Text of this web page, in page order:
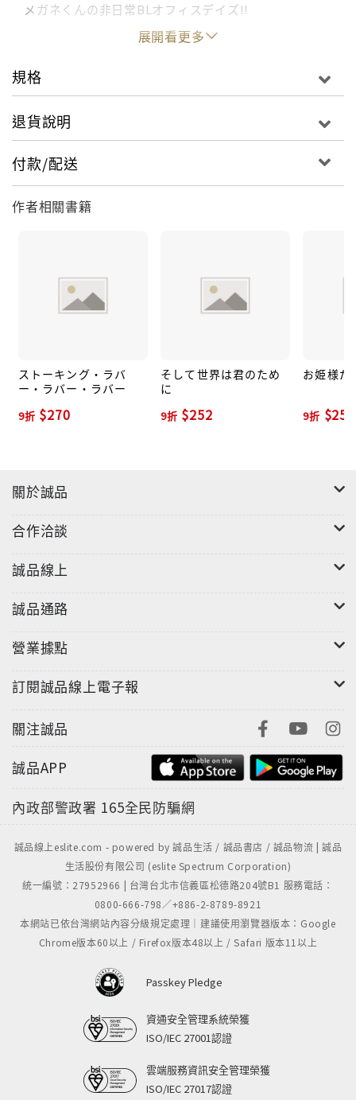
メガネくんの非日常BLオフィスデイズ!!
展開看更多
規格
退貨說明
付款/配送
作者相關書籍
ストーキング・ラバ
ー・ラバー・ラバー
9折 $270
そして世界は君のため
に
9折 $252
お姫様だ
9折 $256
關於誠品
合作洽談
誠品線上
誠品通路
營業據點
訂閱誠品線上電子報
關注誠品
誠品APP
內政部警政署 165全民防騙網
誠品線上eslite.com - powered by 誠品生活 / 誠品書店 / 誠品物流 | 誠品
生活股份有限公司 (eslite Spectrum Corporation)
統一編號：27952966 | 台灣台北市信義區松德路204號B1 服務電話：
0800-666-798／+886-2-8789-8921
本網站已依台灣網站內容分級規定處理｜建議使用瀏覽器版本：Google
Chrome版本60以上 / Firefox版本48以上 / Safari 版本11以上
Passkey Pledge
資通安全管理系統榮獲
ISO/IEC 27001認證
雲端服務資訊安全管理榮獲
ISO/IEC 27017認證